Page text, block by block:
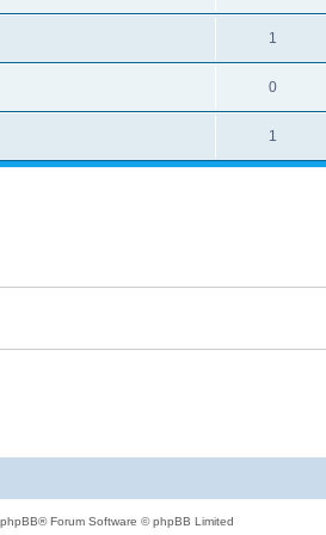
1
0
1
Forum Software © phpBB Limited